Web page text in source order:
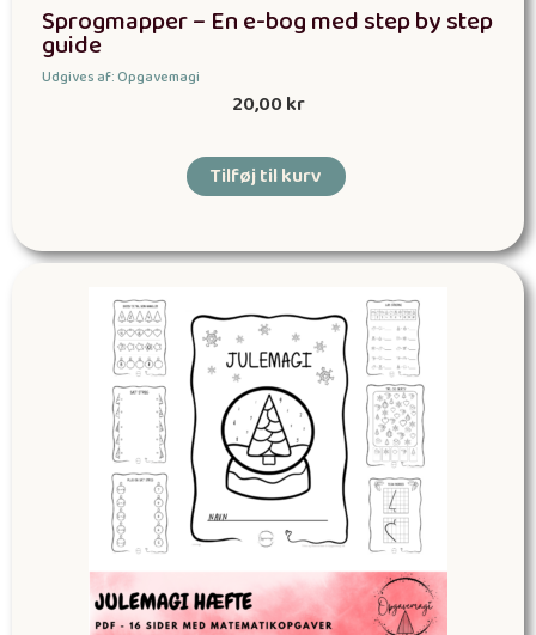
Sprogmapper – En e-bog med step by step
guide
Udgives af: Opgavemagi
20,00kr
Tilføj til kurv